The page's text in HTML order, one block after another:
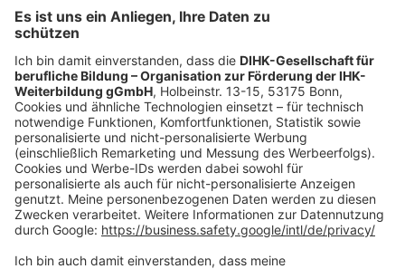
Fr.:
09:00-14:00 Uhr
shop@dihk-bildung.shop
Vertrag widerrufen
Zahlungsarten
Social Media